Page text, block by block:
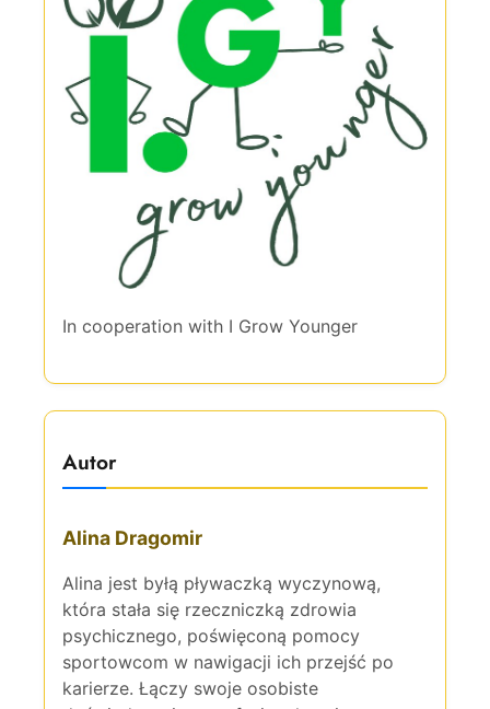
In cooperation with I Grow Younger
Autor
Alina Dragomir
Alina jest byłą pływaczką wyczynową,
która stała się rzeczniczką zdrowia
psychicznego, poświęconą pomocy
sportowcom w nawigacji ich przejść po
karierze. Łączy swoje osobiste